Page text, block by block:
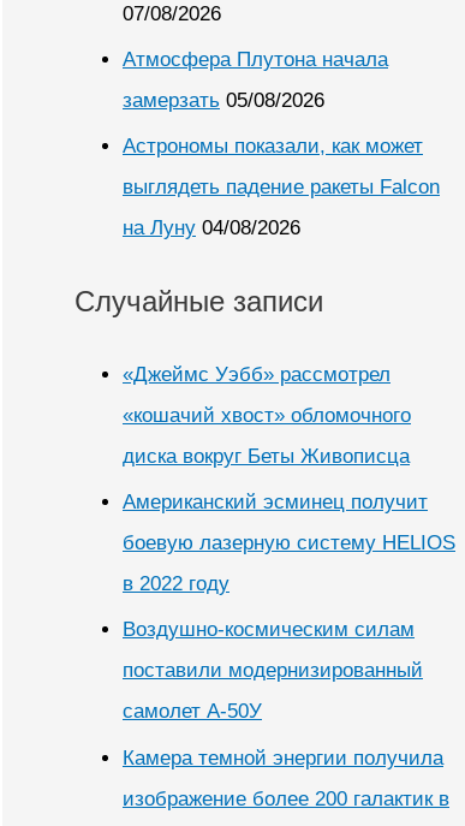
07/08/2026
Атмосфера Плутона начала
замерзать 05/08/2026
Астрономы показали, как может
выглядеть падение ракеты Falcon
на Луну 04/08/2026
Случайные записи
«Джеймс Уэбб» рассмотрел
«кошачий хвост» обломочного
диска вокруг Беты Живописца
Американский эсминец получит
боевую лазерную систему HELIOS
в 2022 году
Воздушно-космическим силам
поставили модернизированный
самолет А-50У
Камера темной энергии получила
изображение более 200 галактик в